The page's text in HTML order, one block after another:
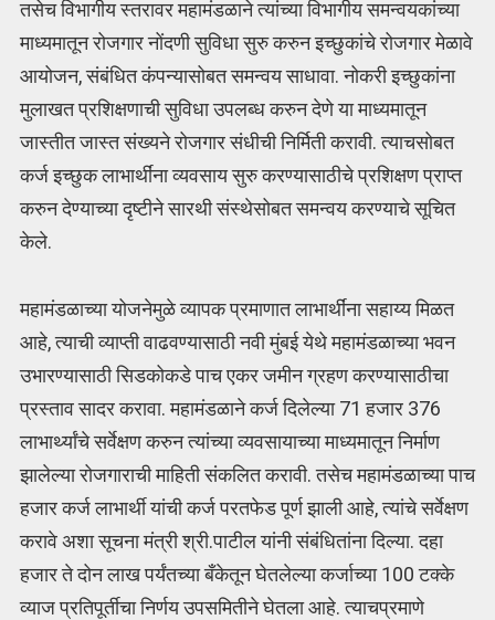
तसेच विभागीय स्तरावर महामंडळाने त्यांच्या विभागीय समन्वयकांच्या
माध्यमातून रोजगार नोंदणी सुविधा सुरु करुन इच्छुकांचे रोजगार मेळावे
आयोजन, संबंधित कंपन्यासोबत समन्वय साधावा. नोकरी इच्छुकांना
मुलाखत प्रशिक्षणाची सुविधा उपलब्ध करुन देणे या माध्यमातून
जास्तीत जास्त संख्यने रोजगार संधीची निर्मिती करावी. त्याचसोबत
कर्ज इच्छुक लाभार्थींना व्यवसाय सुरु करण्यासाठीचे प्रशिक्षण प्राप्त
करुन देण्याच्या दृष्टीने सारथी संस्थेसोबत समन्वय करण्याचे सूचित
केले.
महामंडळाच्या योजनेमुळे व्यापक प्रमाणात लाभार्थींना सहाय्य मिळत
आहे, त्याची व्याप्ती वाढवण्यासाठी नवी मुंबई येथे महामंडळाच्या भवन
उभारण्यासाठी सिडकोकडे पाच एकर जमीन ग्रहण करण्यासाठीचा
प्रस्ताव सादर करावा. महामंडळाने कर्ज दिलेल्या 71 हजार 376
लाभार्थ्यांचे सर्वेक्षण करुन त्यांच्या व्यवसायाच्या माध्यमातून निर्माण
झालेल्या रोजगाराची माहिती संकलित करावी. तसेच महामंडळाच्या पाच
हजार कर्ज लाभार्थी यांची कर्ज परतफेड पूर्ण झाली आहे, त्यांचे सर्वेक्षण
करावे अशा सूचना मंत्री श्री.पाटील यांनी संबंधितांना दिल्या. दहा
हजार ते दोन लाख पर्यंतच्या बँकेतून घेतलेल्या कर्जाच्या 100 टक्के
व्याज प्रतिपूर्तीचा निर्णय उपसमितीने घेतला आहे. त्याचप्रमाणे